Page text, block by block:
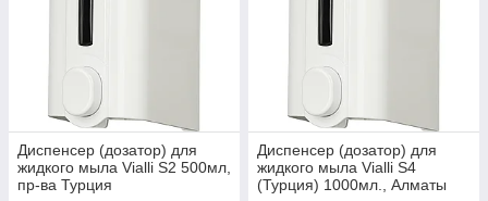
Диспенсер (дозатор) для
жидкого мыла Vialli S2 500мл,
пр-ва Турция
Диспенсер (дозатор) для
жидкого мыла Vialli S4
(Турция) 1000мл., Алматы